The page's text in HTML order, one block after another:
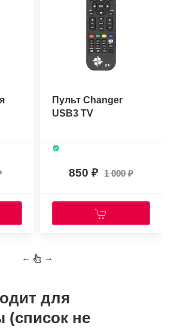
Пульт Changer
USB3 TV
850 1 000
← →
для
(список не